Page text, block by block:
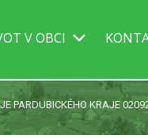
V OBCI
PARDUBICKÉHO KRAJE